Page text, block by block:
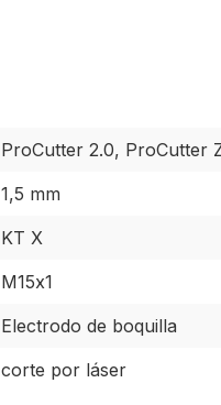
ProCutter 2.0, ProCutter
1,5 mm
KT X
M15x1
Electrodo de boquilla
corte por láser